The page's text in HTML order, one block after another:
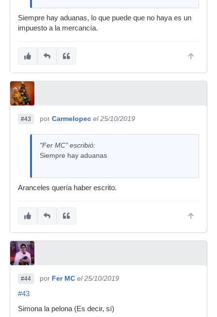
Siempre hay aduanas, lo que puede que no haya es un
impuesto a la mercancía.
#43 por Carmelopec el 25/10/2019
"Fer MC" escribió:
Siempre hay aduanas
Aranceles quería haber escrito.
#44 por Fer MC el 25/10/2019
#43
Simona la pelona (Es decir, sí)